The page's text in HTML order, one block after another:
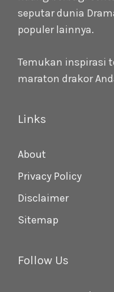
seputar dunia
populer lainnya.
Temukan inspirasi
maraton drakor
Links
About
Privacy Policy
Disclaimer
Sitemap
Follow Us